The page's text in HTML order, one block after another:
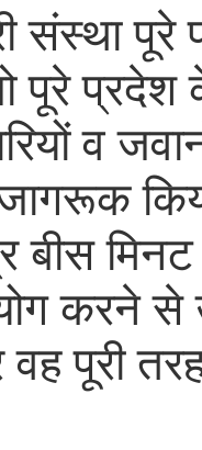
संस्था पूरे
पूरे प्रदेश
व
बीस
करने से
वह पूरी